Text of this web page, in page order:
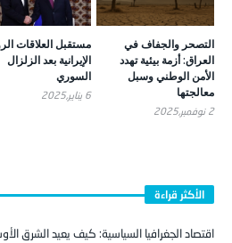
التصحر والجفاف في
العراق: أزمة بيئية تهدد
الأمن الوطني وسبل
معالجتها
2 نوفمبر,2025
مستقبل العلاقات
الإيرانية بعد الزلزال
السوري
6 يناير,2025
التجاري العالمي؟